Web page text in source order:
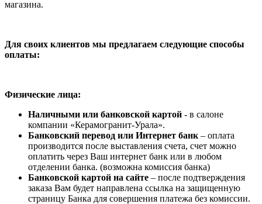
магазина.
Для своих клиентов мы предлагаем следующие способы
оплаты:
Физические лица:
Наличными или банковской картой - в салоне
компании «Керамогранит-Урала».
Банковский перевод или Интернет банк – оплата
производится после выставления счета, счет можно
оплатить через Ваш интернет банк или в любом
отделении банка. (возможна комиссия банка)
Банковской картой на сайте – после подтверждения
заказа Вам будет направлена ссылка на защищенную
страницу Банка для совершения платежа без комиссии.